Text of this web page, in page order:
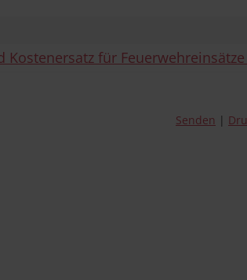
Kostenersatz für Feuerwehreinsätze
Senden